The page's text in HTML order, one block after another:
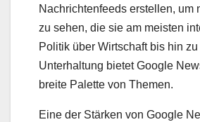
Nachrichtenfeeds erstellen, um
zu sehen, die sie am meisten
Politik über Wirtschaft bis hin zu
Unterhaltung bietet Google
breite Palette von Themen.
Eine der Stärken von Google